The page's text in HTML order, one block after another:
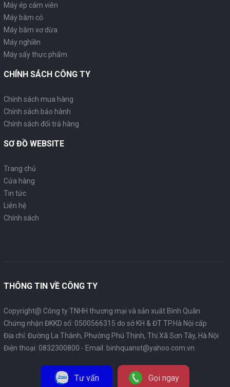
Máy ép cám viên
Máy băm cỏ
Máy băm xơ dừa
Máy nghiền
Máy sấy thực phẩm
CHÍNH SÁCH CÔNG TY
Chính sách mua hàng
Chính sách bảo hành
Chính sách đổi trả hàng
SƠ ĐỒ WEBSITE
Trang chủ
Cửa hàng
Tin tức
Liên hệ
Chính sách
THÔNG TIN VỀ CÔNG TY
Copyright@ Công ty TNHH thương mại và sản xuất Bình Quân
Chứng nhận ĐKKD số: 0500566315 do sở KH & ĐT TP.Hà Nội cấp
Địa chỉ: Đường La Thành, Phường Phú Thịnh, Thị Xã Sơn Tây, Hà Nội
Điện thoại: 0832300800 - Email: binhquanst@yahoo.com.vn
Tư vấn Gọi ngay